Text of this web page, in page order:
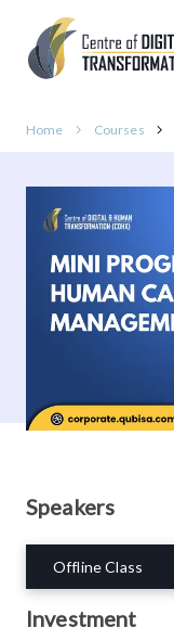
Home Courses
Speakers
Offline Class
Investment